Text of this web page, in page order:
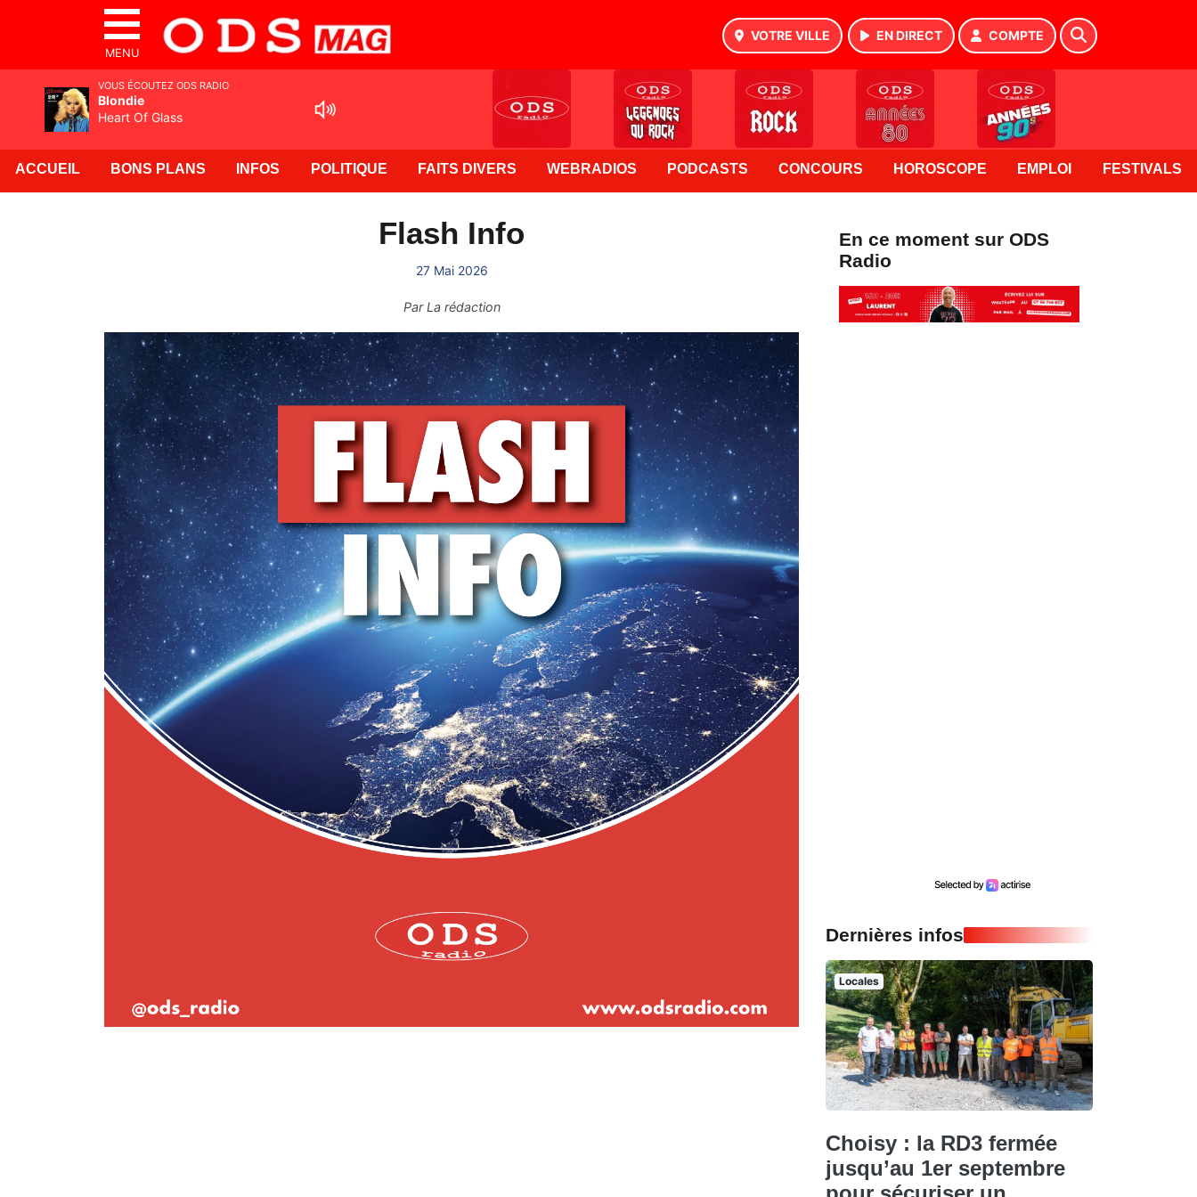
MENU
VOTRE VILLE EN DIRECT COMPTE
ACCUEIL BONS PLANS INFOS POLITIQUE FAITS DIVERS WEBRADIOS PODCASTS CONCOURS HOROSCOPE EMPLOI FESTIVALS
Flash Info
27 Mai 2026
ParLa rédaction
En ce moment sur ODS
Radio
Dernières infos
Locales
Choisy : la RD3 fermée
jusqu’au 1er septembre
VOUS ÉCOUTEZ ODS RADIO
Blondie
Heart Of Glass